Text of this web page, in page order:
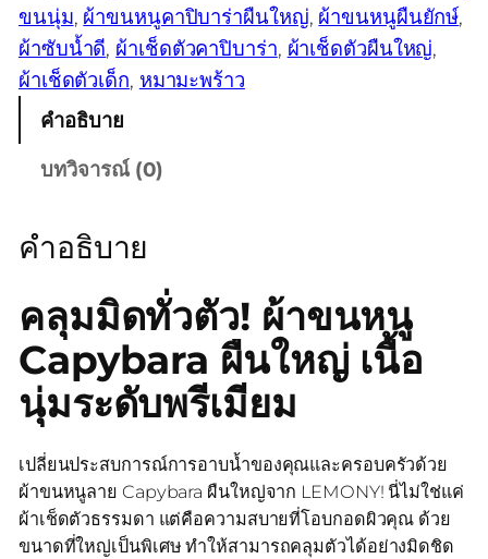
ขนนุ่ม, ผ้าขนหนูคาปิบาร่าผืนใหญ่, ผ้าขนหนูผืนยักษ์
ผ้าซับน้ำดี, ผ้าเช็ดตัวคาปิบาร่า, ผ้าเช็ดตัวผืนใหญ่
ผ้าเช็ดตัวเด็ก, หมามะพร้าว
คำอธิบาย
บทวิจารณ์ (0)
คำอธิบาย
คลุมมิดทั่วตัว! ผ้าขนหนู
Capybara ผืนใหญ่ เนื้อ
นุ่มระดับพรีเมียม
เปลี่ยนประสบการณ์การอาบน้ำของคุณและครอบครัวด้วย
ผ้าขนหนูลาย Capybara ผืนใหญ่จาก LEMONY! นี่ไม่ใช่แค่
ผ้าเช็ดตัวธรรมดา แต่คือความสบายที่โอบกอดผิวคุณ ด้วย
ขนาดที่ใหญ่เป็นพิเศษ ทำให้สามารถคลุมตัวได้อย่างมิดชิด